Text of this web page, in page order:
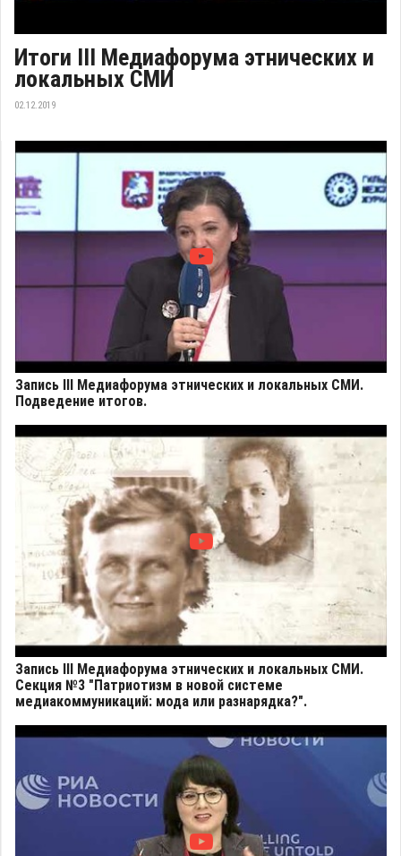
Итоги III Медиафорума этнических и
локальных СМИ
02.12.2019
Запись III Медиафорума этнических и локальных СМИ.
Подведение итогов.
Запись III Медиафорума этнических и локальных СМИ.
Секция №3 "Патриотизм в новой системе
медиакоммуникаций: мода или разнарядка?".